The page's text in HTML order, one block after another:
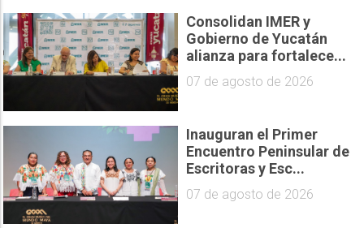
Consolidan IMER y
Gobierno de Yucatán
alianza para fortalece...
07 de agosto de 2026
Inauguran el Primer
Encuentro Peninsular de
Escritoras y Esc...
07 de agosto de 2026